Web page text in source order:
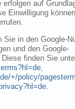
erfolgen auf
Einwilligung
in den Google-
und den Google-
finden Sie
,
+/policy/
.